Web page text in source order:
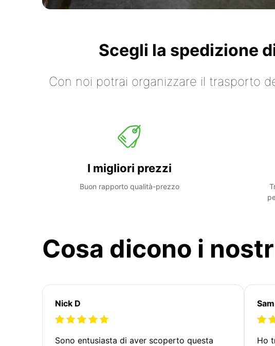
Scegli la spedizione
Con noi potrai organizzare il trasporto
I migliori prezzi
Buon rapporto qualità-prezzo
Cosa dicono i
Nick D
Sono entusiasta di aver scoperto questa
Ho